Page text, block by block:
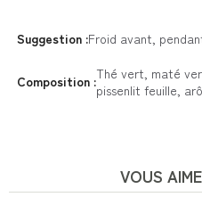
Suggestion :Froid avant,
Composition :Thé vert, maté
pissenlit feuille,
VOUS